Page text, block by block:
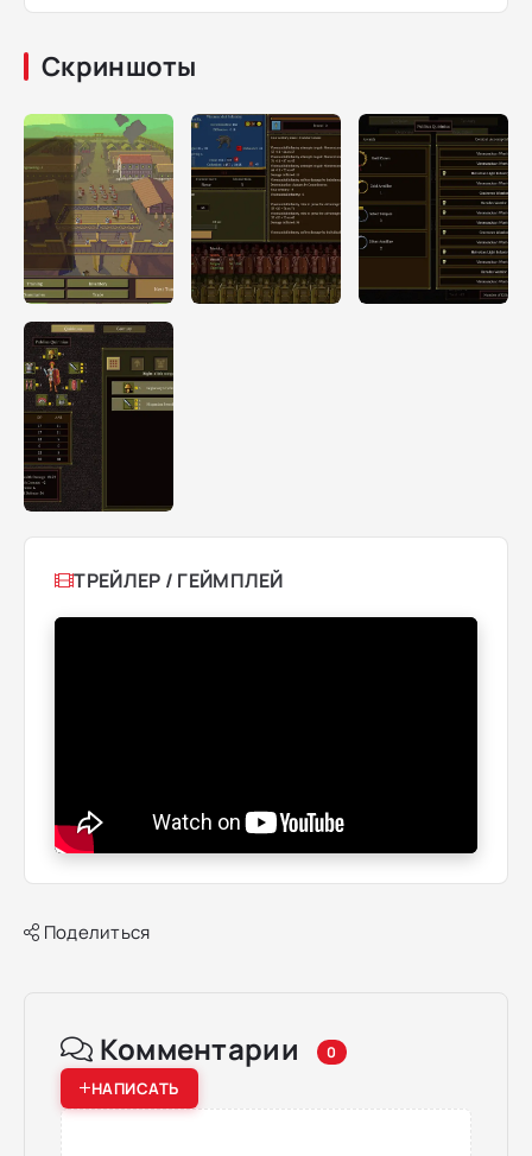
Скриншоты
ТРЕЙЛЕР / ГЕЙМПЛЕЙ
Поделиться
Комментарии 0
НАПИСАТЬ